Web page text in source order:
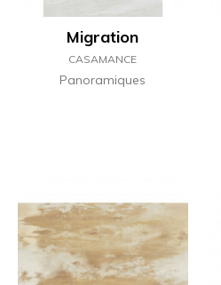
Migration
CASAMANCE
Panoramiques